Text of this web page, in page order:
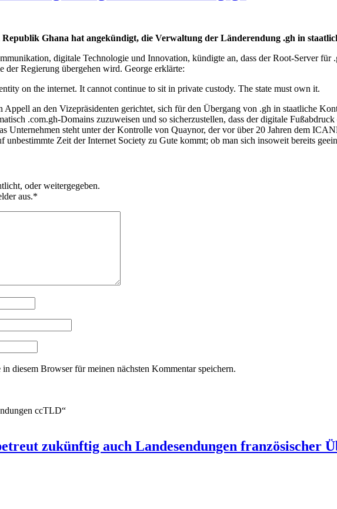
Ghana hat angekündigt, die Verwaltung der Länderendung .gh in
digitale Technologie und Innovation, kündigte an, dass der Root-Server
Regierung übergehen wird. George erklärte:
on the internet. It cannot continue to sit in private custody. The state must own it.
Appell an den Vizepräsidenten gerichtet, sich für den Übergang von .gh in staatliche
.com.gh-Domains zuzuweisen und so sicherzustellen, dass der digitale
Unternehmen steht unter der Kontrolle von Quaynor, der vor über 20 Jahren dem
unbestimmte Zeit der Internet Society zu Gute kommt; ob man sich insoweit bereits
oder weitergegeben.
aus.*
diesem Browser für meinen nächsten Kommentar speichern.
ccTLD“
zukünftig auch Landesendungen französischer